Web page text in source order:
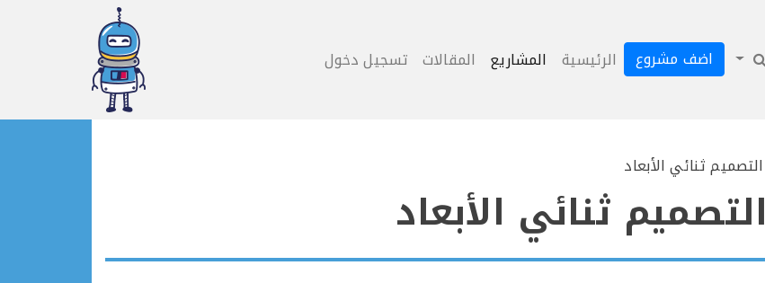
اضف مشروع الرئيسية المشاريع المقالات تسجيل دخول
التصميم ثنائي الأبعاد
التصميم ثنائي الأبعاد